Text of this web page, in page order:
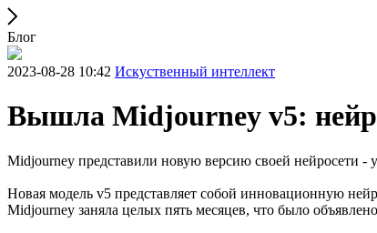
Блог
2023-08-28 10:42 Искуственный интеллект
Вышла Midjourney v5:
Midjourney представили новую версию своей нейросети -
Новая модель v5 представляет собой инновационную
Midjourney заняла целых пять месяцев, что было